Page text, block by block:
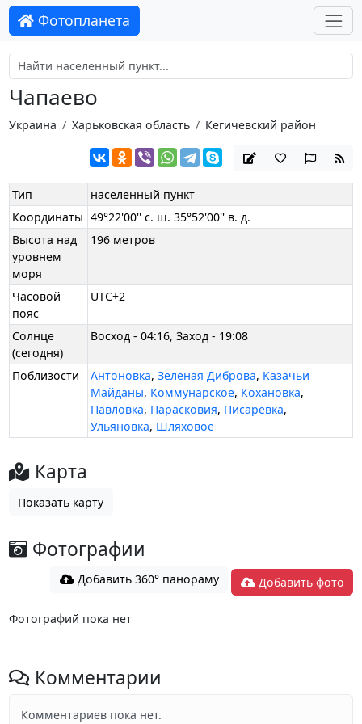
Фотопланета
Чапаево
Украина Харьковская область Кегичевский район
Тип
населенный пункт
Координаты 49°22'00'' с. ш. 35°52'00'' в. д.
Высота над
уровнем
моря
196 метров
Часовой
пояс
UTC+2
Солнце
(сегодня)
Восход - 04:16, Заход - 19:08
Поблизости Антоновка,Зеленая Диброва, Казачьи
Майданы, Коммунарское, Кохановка,
Павловка, Парасковия, Писаревка,
Ульяновка, Шляховое
Карта
Показать карту
Фотографии
Добавить 360° панораму Добавить фото
Фотографий пока нет
Комментарии
Комментариев пока нет.